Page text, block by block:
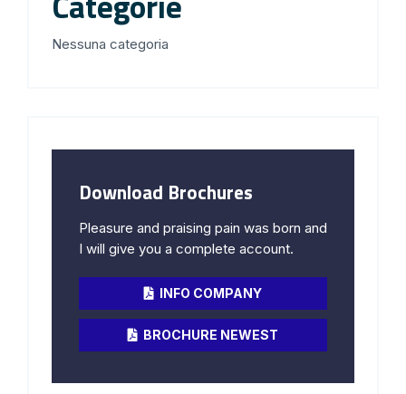
Nessuna categoria
Download Brochures
Pleasure and praising pain was born and
I will give you a complete account.
INFO COMPANY
BROCHURE NEWEST